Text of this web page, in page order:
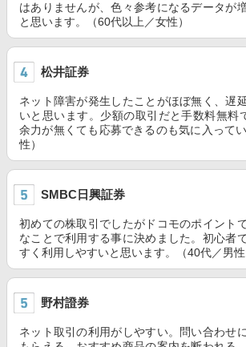
はありませんが、色々参考になるデータが
と思います。（60代以上／女性）
松井証券
ネット障害が発生したことがほぼ無く、遅
いと思います。少額の取引だと手数料無料
余力が無くても応募できるのも気に入って
性）
SMBC日興証券
初めての株取引でしたがドコモのポイント
なことで利用する事に決めました。初心者
すく利用しやすいと思います。（40代／男性
野村證券
ネット取引の利用がしやすい。問い合わせ